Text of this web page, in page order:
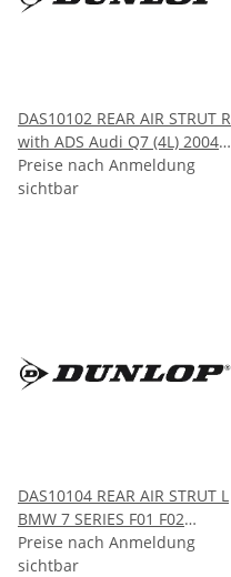
DAS10102 REAR AIR STRUT R
with ADS Audi Q7 (4L) 2004-
2009
Preise nach Anmeldung
sichtbar
DAS10104 REAR AIR STRUT L
BMW 7 SERIES F01 F02
Chassis 2009-2015
Preise nach Anmeldung
sichtbar